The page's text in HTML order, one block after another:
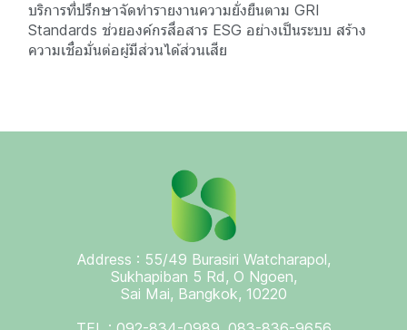
บริการที่ปรึกษาจัดทำรายงานความยั่งยืนตาม GRI
Standards ช่วยองค์กรสื่อสาร ESG อย่างเป็นระบบ สร้าง
ความเชื่อมั่นต่อผู้มีส่วนได้ส่วนเสีย
Address : 55/49 Burasiri Watcharapol,
Sukhapiban 5 Rd, O Ngoen,
Sai Mai, Bangkok, 10220